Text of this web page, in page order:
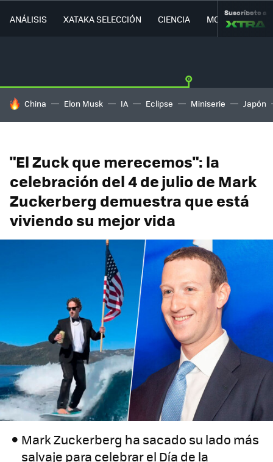
ANÁLISIS XATAKA SELECCIÓN CIENCIA MOVILIDAD
Suscríbete a
HOY SE HABLA DE
China Elon Musk IA Eclipse Miniserie Japón
"El Zuck que merecemos": la
celebración del 4 de julio de Mark
Zuckerberg demuestra que está
viviendo su mejor vida
Mark Zuckerberg ha sacado su lado más
salvaje para celebrar el Día de la